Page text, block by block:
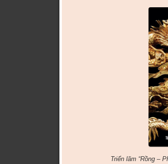
Triển lãm “Rồng –